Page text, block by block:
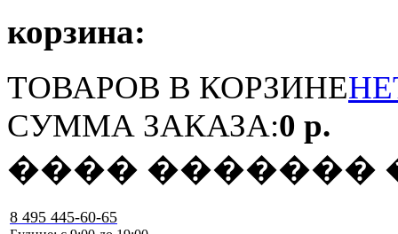
корзина:
ТОВАРОВ В КОРЗИНЕ
СУММА ЗАКАЗА:0 р.
���� �������
8 495 445-60-65